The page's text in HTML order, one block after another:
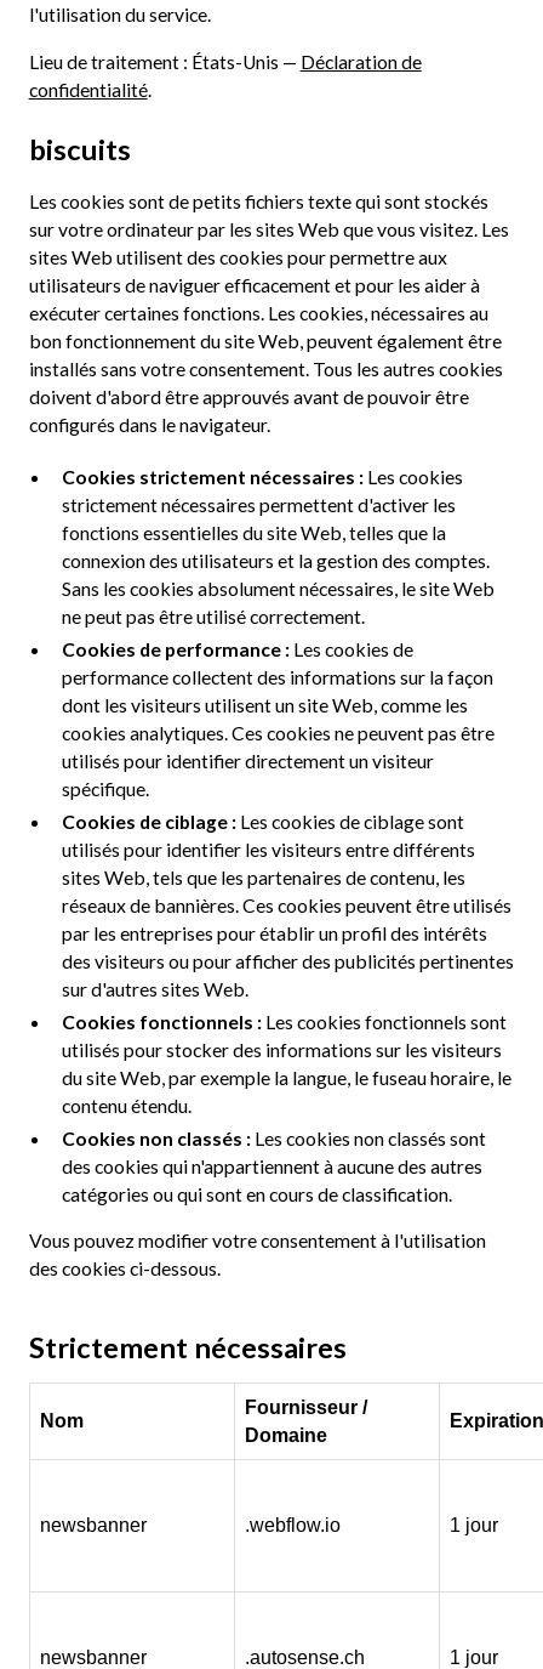
l'utilisation du service.
Lieu de traitement : États-Unis — Déclaration de
confidentialité.
biscuits
Les cookies sont de petits fichiers texte qui sont stockés
sur votre ordinateur par les sites Web que vous visitez. Les
sites Web utilisent des cookies pour permettre aux
utilisateurs de naviguer efficacement et pour les aider à
exécuter certaines fonctions. Les cookies, nécessaires au
bon fonctionnement du site Web, peuvent également être
installés sans votre consentement. Tous les autres cookies
doivent d'abord être approuvés avant de pouvoir être
configurés dans le navigateur.
Cookies strictement nécessaires : Les cookies
strictement nécessaires permettent d'activer les
fonctions essentielles du site Web, telles que la
connexion des utilisateurs et la gestion des comptes.
Sans les cookies absolument nécessaires, le site Web
ne peut pas être utilisé correctement.
Cookies de performance : Les cookies de
performance collectent des informations sur la façon
dont les visiteurs utilisent un site Web, comme les
cookies analytiques. Ces cookies ne peuvent pas être
utilisés pour identifier directement un visiteur
spécifique.
Cookies de ciblage : Les cookies de ciblage sont
utilisés pour identifier les visiteurs entre différents
sites Web, tels que les partenaires de contenu, les
réseaux de bannières. Ces cookies peuvent être utilisés
par les entreprises pour établir un profil des intérêts
des visiteurs ou pour afficher des publicités pertinentes
sur d'autres sites Web.
Cookies fonctionnels : Les cookies fonctionnels sont
utilisés pour stocker des informations sur les visiteurs
du site Web, par exemple la langue, le fuseau horaire, le
contenu étendu.
Cookies non classés : Les cookies non classés sont
des cookies qui n'appartiennent à aucune des autres
catégories ou qui sont en cours de classification.
Vous pouvez modifier votre consentement à l'utilisation
des cookies ci-dessous.
Strictement nécessaires
Nom
Fournisseur /
Domaine
Expiration
newsbanner .webflow.io 1 jour
newsbanner .autosense.ch 1 jour